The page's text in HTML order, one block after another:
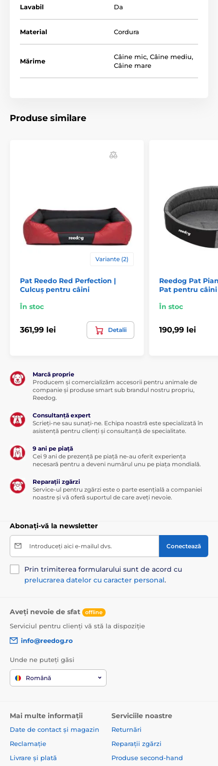
(*Culcușurile noastre pentru câini Reedog sunt cusute
manual, astfel încât pot exista mici variații de
Produsul este inclus în categoria
Paturi și culcușuri pentru câini Culcușuri
Pentru câini mici
Pentru câini de talie medie
Pentru câini mari
Lavabil Da
Material Cordura
Mărime
Câine mic, Câine mediu,
Câine mare
Produse similare
Variante (2)
Pat Reedo Red Perfection |
Culcuș pentru câini
În stoc
361,99 lei Detalii
Reedog Pat
Pat pentru câini
În stoc
190,99 lei
Marcă proprie
Producem și comercializăm accesorii pentru animale de
companie și produse smart sub brandul nostru propriu,
Reedog.
Consultanță expert
Scrieți-ne sau sunați-ne. Echipa noastră este specializată în
asistență pentru clienți și consultanță de specialitate.
9 ani pe piață
Cei 9 ani de prezență pe piață ne-au oferit experiența
necesară pentru a deveni numărul unu pe piața mondială.
Reparații zgărzi
Service-ul pentru zgărzi este o parte esențială a companiei
noastre și vă oferă suportul de care aveți nevoie.
Abonați-vă la newsletter
Introduceți aici e-mailul dvs. Conectează
Prin trimiterea formularului sunt de acord cu
prelucrarea datelor cu caracter personal.
Aveți nevoie de sfat offline
Serviciul pentru clienți vă stă la dispoziție
info@reedog.ro
Unde ne puteți găsi
Română
Mai multe informații
Date de contact și magazin
Reclamație
Livrare și plată
Serviciile noastre
Returnări
Reparații zgărzi
Produse second-hand